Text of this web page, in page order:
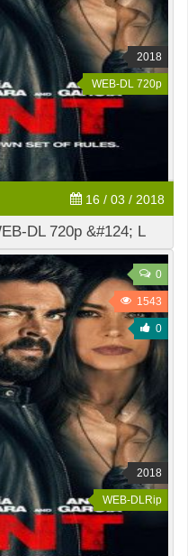
2018
WEB-DL 720p
16 / 03 / 2018
DL 720p &#124; L
0
1543
0
2018
WEB-DLRip